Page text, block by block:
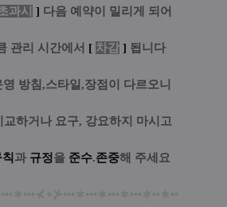
과시 ] 다음 예약이 밀리게 되어
관리 시간에서 [ 차감 ] 됩니다
방침,스타일,장점이 다르오니
교하거나 요구, 강요하지 마시고
과 규정을 준수.존중해 주세요